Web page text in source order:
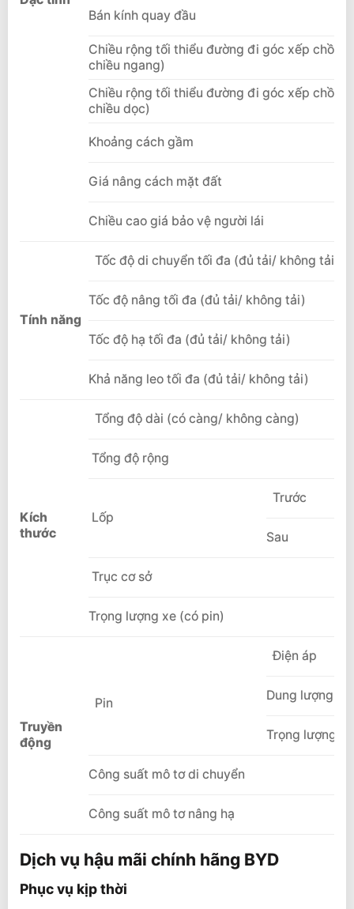
Bán kính quay đầu
Chiều rộng tối thiểu đường đi góc xếp chồng
chiều ngang)
Chiều rộng tối thiểu đường đi góc xếp
chiều dọc)
Khoảng cách gầm
Giá nâng cách mặt đất
Chiều cao giá bảo vệ người lái
Tính năng
Tốc độ di chuyển tối đa (đủ tải/ không tải)
Tốc độ nâng tối đa (đủ tải/ không tải)
Tốc độ hạ tối đa (đủ tải/ không tải)
Khả năng leo tối đa (đủ tải/ không tải)
Kích
thước
Tổng độ dài (có càng/ không càng)
Tổng độ rộng
Lốp
Trước
Sau
Trục cơ sở
Trọng lượng xe (có pin)
Truyền
động
Pin
Điện áp
Dung lượng
Trọng lượng
Công suất mô tơ di chuyển
Công suất mô tơ nâng hạ
Dịch vụ hậu mãi chính hãng BYD
Phục vụ kịp thời